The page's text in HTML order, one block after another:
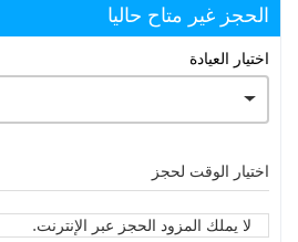
الحجز غير متاح حاليا
اختيار العيادة
اختيار الوقت لحجز
لا يملك المزود الحجز عبر الإنترنت.